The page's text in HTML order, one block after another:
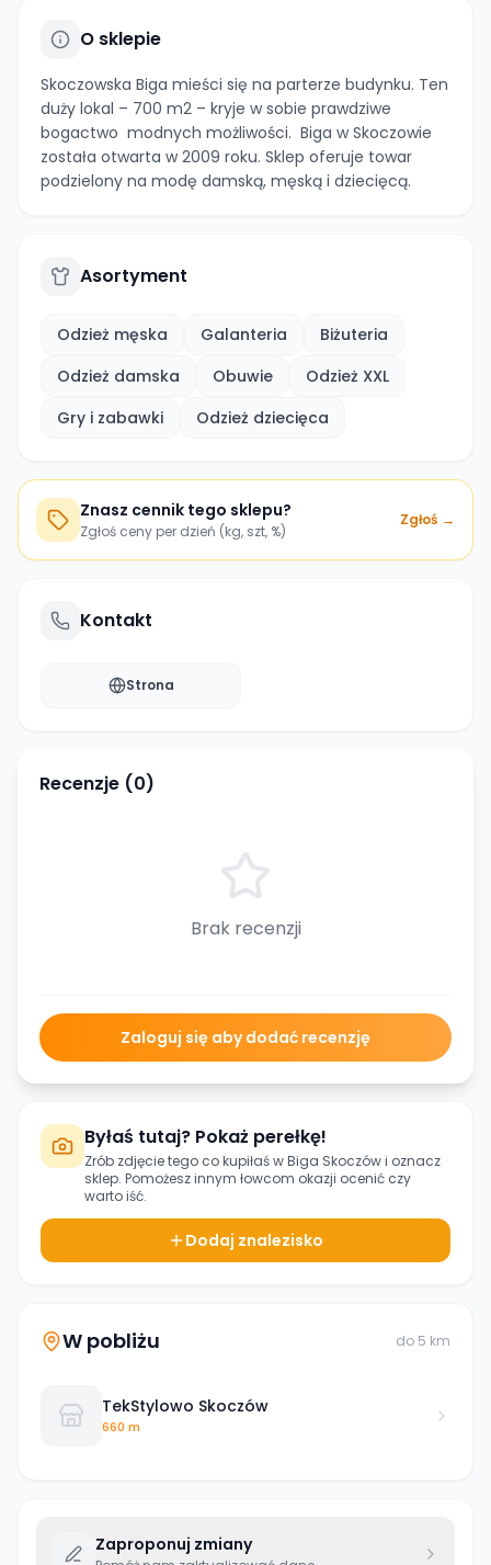
O sklepie
Skoczowska Biga mieści się na parterze budynku. Ten
duży lokal – 700 m2 – kryje w sobie prawdziwe
bogactwo modnych możliwości. Biga w Skoczowie
została otwarta w 2009 roku. Sklep oferuje towar
podzielony na modę damską, męską i dziecięcą.
Asortyment
Odzież męska Galanteria
Biżuteria
Odzież damska
Obuwie
Odzież XXL
Gry i zabawki
Odzież dziecięca
Znasz cennik tego sklepu?
Zgłoś ceny per dzień (kg, szt, %)
Zgłoś →
Kontakt
Strona
Recenzje (0)
Brak recenzji
Zaloguj się aby dodać recenzję
Byłaś tutaj? Pokaż perełkę!
Zrób zdjęcie tego co kupiłaś wBiga Skoczówi oznacz
sklep. Pomożesz innym łowcom okazji ocenić czy
warto iść.
Dodaj znalezisko
W pobliżu do 5 km
TekStylowo Skoczów
660 m
Zaproponuj zmiany